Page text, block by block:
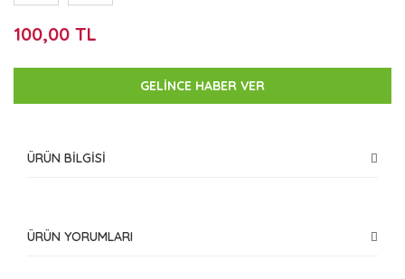
100,00 TL
GELİNCE HABER VER
ÜRÜN BİLGİSİ
ÜRÜN YORUMLARI